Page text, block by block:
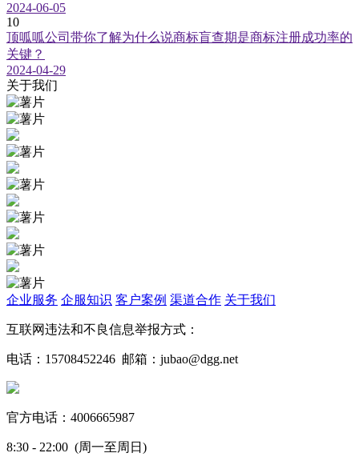
2024-06-05
10
顶呱呱公司带你了解为什么说商标盲查期是商标注册成功率的
关键？
2024-04-29
关于我们
企业服务 企服知识 客户案例 渠道合作 关于我们
互联网违法和不良信息举报方式：
电话：15708452246 邮箱：jubao@dgg.net
官方电话：4006665987
8:30 - 22:00 (周一至周日)